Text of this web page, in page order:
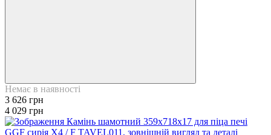
Немає в наявності
3 626 грн
4 029 грн